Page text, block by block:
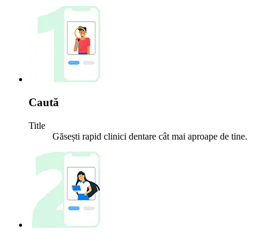
Caută
Title
Găsești rapid clinici dentare cât mai aproape de tine.